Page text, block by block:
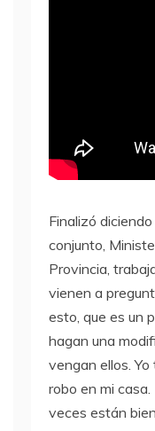
Finalizó
conjunto,
Provincia,
vienen a
esto, que es un
hagan una
vengan ellos.
robo en mi
veces están